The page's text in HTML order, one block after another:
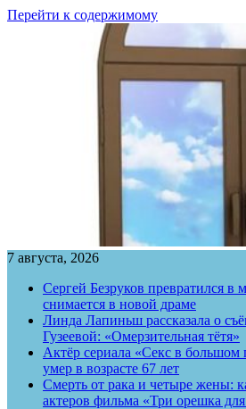
Перейти к содержимому
7 августа, 2026
Сергей Безруков превратился в
снимается в новой драме
Линда Лапиньш рассказала о
Гузеевой: «Омерзительная тётя»
Актёр сериала «Секс в большом
умер в возрасте 67 лет
Смерть от рака и четыре жены:
актеров фильма «Три орешка